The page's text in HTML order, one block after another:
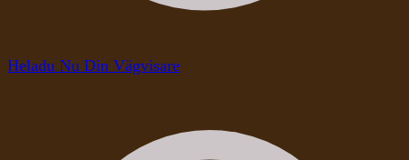
Heladu Nu Din Vägvisare